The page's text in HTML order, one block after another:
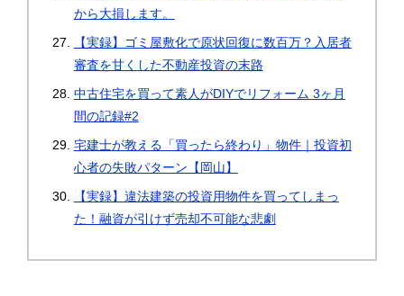
から大損します。
【実録】ゴミ屋敷化で原状回復に数百万？入居者
審査を甘くした不動産投資の末路
中古住宅を買って素人がDIYでリフォーム 3ヶ月
間の記録#2
宅建士が教える「買ったら終わり」物件｜投資初
心者の失敗パターン【岡山】
【実録】違法建築の投資用物件を買ってしまっ
た！融資が引けず売却不可能な悲劇